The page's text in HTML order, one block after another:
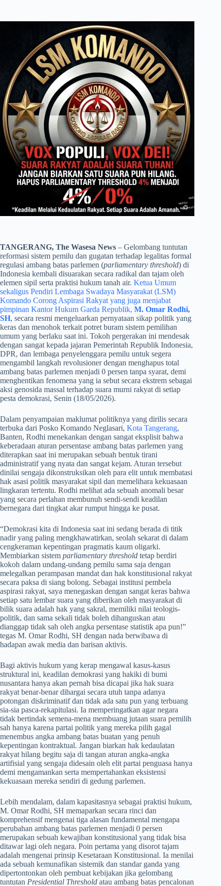
TANGERANG, The Wasesa News – Gelombang tuntutan
reformasi sistem pemilu dan gugatan terhadap legalitas formal
regulasi ambang batas parlemen (parliamentary threshold) di
Indonesia kembali disuarakan secara radikal dan tajam oleh
elemen sipil serta praktisi hukum tanah air. Ketua Umum
sekaligus Pendiri Lembaga Swadaya Masyarakat (LSM)
Komando Corong Aspirasi Rakyat yang juga menjabat
pimpinan Kantor Hukum Garda Republik, M. Omar Rodhi,
SH, secara resmi mengeluarkan pernyataan sikap politik yang
keras dan menohok terkait potret buram sistem pemilihan
umum yang berlaku saat ini. Tokoh pergerakan ini mendesak
dengan sangat kepada jajaran Pemerintah Republik Indonesia,
DPR, dan lembaga penyelenggara pemilu untuk segera
mengambil langkah revolusioner dengan menghapus total
ambang batas parlemen menjadi 0 persen tanpa syarat, demi
menghentikan fenomena yang ia sebut secara ekstrem sebagai
aksi genosida massal terhadap suara murni rakyat di setiap
pesta demokrasi, Senin (18/05/2026).
​Dalam penyampaian maklumat politiknya yang dirilis secara
terbuka dari Posko Komando Neglasari, Kota Tangerang,
Banten, Rodhi menekankan dengan sangat eksplisit bahwa
keberadaan aturan persentase ambang batas parlemen yang
diterapkan saat ini merupakan sebuah bentuk tirani
administratif yang nyata dan sangat kejam. Aturan tersebut
dinilai sengaja dikonstruksikan oleh para elit untuk membatasi
hak asasi politik masyarakat sipil dan memelihara kekuasaan
lingkaran tertentu. Rodhi melihat ada sebuah anomali besar
yang secara perlahan membunuh sendi-sendi keadilan
bernegara dari tingkat akar rumput hingga ke pusat.
​“Demokrasi kita di Indonesia saat ini sedang berada di titik
nadir yang paling mengkhawatirkan, seolah sekarat di dalam
cengkeraman kepentingan pragmatis kaum oligarki.
Membiarkan sistem parliamentary threshold tetap berdiri
kokoh dalam undang-undang pemilu sama saja dengan
melegalkan perampasan mandat dan hak konstitusional rakyat
secara paksa di siang bolong. Sebagai institusi pembela
aspirasi rakyat, saya menegaskan dengan sangat keras bahwa
setiap satu lembar suara yang diberikan oleh masyarakat di
bilik suara adalah hak yang sakral, memiliki nilai teologis-
politik, dan sama sekali tidak boleh dihanguskan atau
dianggap tidak sah oleh angka persentase statistik apa pun!”
tegas M. Omar Rodhi, SH dengan nada berwibawa di
hadapan awak media dan barisan aktivis.
​Bagi aktivis hukum yang kerap mengawal kasus-kasus
struktural ini, keadilan demokrasi yang hakiki di bumi
nusantara hanya akan pernah bisa dicapai jika hak suara
rakyat benar-benar dihargai secara utuh tanpa adanya
potongan diskriminatif dan tidak ada satu pun yang terbuang
sia-sia pasca-rekapitulasi. Ia memperingatkan agar negara
tidak bertindak semena-mena membuang jutaan suara pemilih
sah hanya karena partai politik yang mereka pilih gagal
menembus angka ambang batas buatan yang penuh
kepentingan kontraktual. Jangan biarkan hak kedaulatan
rakyat hilang begitu saja di tangan aturan angka-angka
artifisial yang sengaja didesain oleh elit partai penguasa hanya
demi mengamankan serta mempertahankan eksistensi
kekuasaan mereka sendiri di gedung parlemen.
​Lebih mendalam, dalam kapasitasnya sebagai praktisi hukum,
M. Omar Rodhi, SH memaparkan secara rinci dan
komprehensif mengenai tiga alasan fundamental mengapa
perubahan ambang batas parlemen menjadi 0 persen
merupakan sebuah kewajiban konstitusional yang tidak bisa
ditawar lagi oleh negara. Poin pertama yang disorot tajam
adalah mengenai prinsip Kesetaraan Konstitusional. Ia menilai
ada sebuah kemunafikan sistemik dan standar ganda yang
dipertontonkan oleh pembuat kebijakan jika gelombang
tuntutan Presidential Threshold atau ambang batas pencalonan